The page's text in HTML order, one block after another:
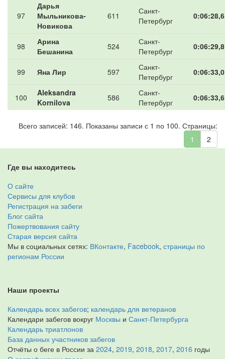
97
Дарья
Мыльникова-
Новикова
611
Санкт-
Петербург
0:06:28,6
98
Арина
Бешанина
524
Санкт-
Петербург
0:06:29,8
99 Яна Лир 597
Санкт-
Петербург
0:06:33,0
100
Aleksandra
Kornilova
586
Санкт-
Петербург
0:06:33,6
Всего записей: 146. Показаны записи с 1 по 100. Страницы:
1
2
Где вы находитесь
О сайте
Сервисы для клубов
Регистрация на забеги
Блог сайта
Пожертвования сайту
Старая версия сайта
Мы в социальных сетях: ВКонтакте, Facebook, страницы по
регионам России
Наши проекты
Календарь всех забегов; календарь для ветеранов
Календари забегов вокруг Москвы и Санкт-Петербурга
Календарь триатлонов
База данных участников забегов
Отчёты о беге в России за 2024, 2019, 2018, 2017, 2016 годы